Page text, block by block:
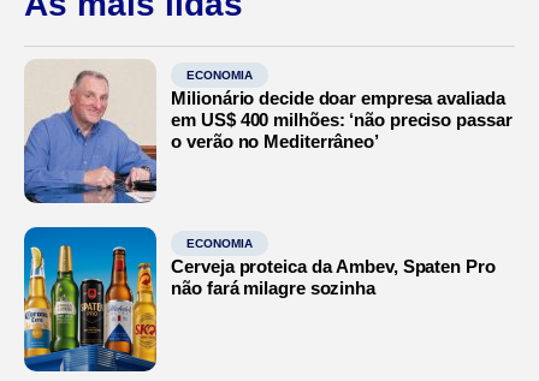
ECONOMIA
Milionário decide doar empresa avaliada
em US$ 400 milhões: ‘não preciso passar
o verão no Mediterrâneo’
ECONOMIA
Cerveja proteica da Ambev, Spaten Pro
não fará milagre sozinha